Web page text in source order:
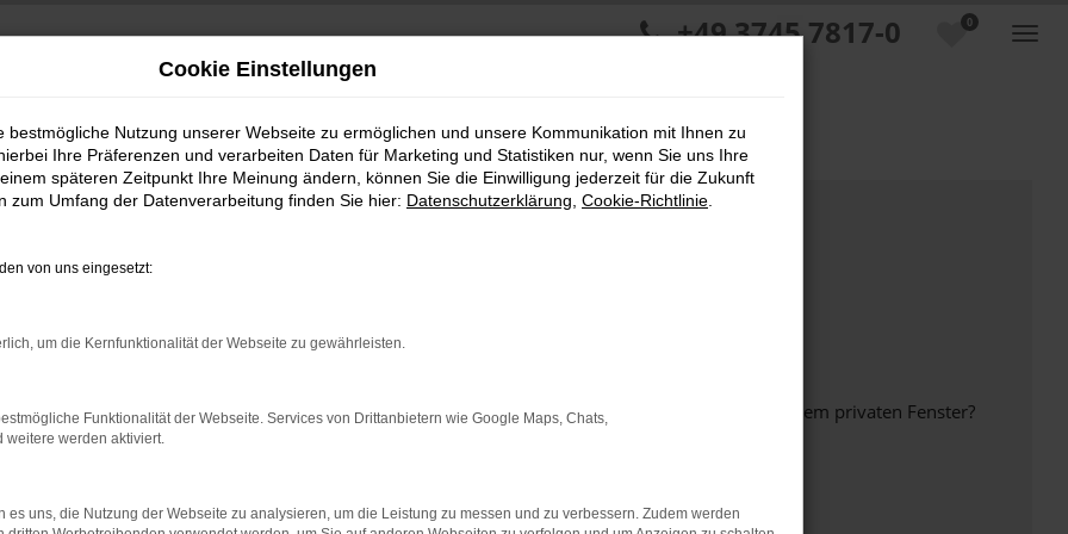
0
+49 3745 7817-0
bestimmter Seiten verhindern. Funktioniert die Seite in einem anderen Browser oder in einem privaten Fenster?
beheben.
auf dem neuesten Stand sind.
Cookie Einstellungen
bestmögliche Nutzung unserer Webseite zu ermöglichen und unsere Kommunikation mit Ihnen zu
Ihre Präferenzen und verarbeiten Daten für Marketing und Statistiken nur, wenn Sie uns Ihre
späteren Zeitpunkt Ihre Meinung ändern, können Sie die Einwilligung jederzeit für die Zukunft
zum Umfang der Datenverarbeitung finden Sie hier: Datenschutzerklärung Cookie-Richtlinie
von uns eingesetzt:
um die Kernfunktionalität der Webseite zu gewährleisten.
Funktionalität der Webseite. Services von Drittanbietern wie Google Maps, Chats,
weitere werden aktiviert.
es uns, die Nutzung der Webseite zu analysieren, um die Leistung zu messen und zu verbessern. Zudem werden